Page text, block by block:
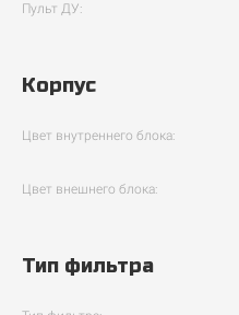
Пульт ДУ:
Корпус
Цвет внутреннего блока:
Цвет внешнего блока:
Тип фильтра